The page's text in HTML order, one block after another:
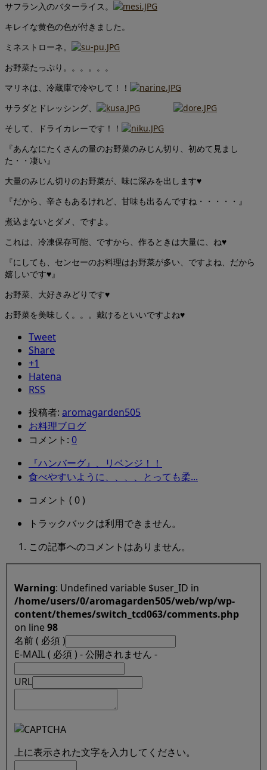
サフラン入のバターライス。
キレイな黄色の色が付きました。
ミネストローネ。
お野菜たっぷり。。。。。。
マリネは、冷蔵庫で冷やして！！
サラダとドレッシング、
そして、ドライカレーです！！
『あんなにたくさんの量のお野菜のみじん切り、初めて見まし
た・・凄い』
大量のみじん切りのお野菜が、味に深みを出します♥
『だから、辛さもあるけれど、甘味も出るんですね・・・・・』
煮込まないとダメ、ですよ。
これは、冷凍保存可能、ですから、作るときは大量に、ね♥
『にしても、センセーのお料理はお野菜が多い、ですよね、だから
嬉しいです♥』
お野菜、大好きみどりです♥
お野菜を美味しく。。。戴けるといいですよね♥
Tweet
Share
+1
Hatena
RSS
投稿者: aromagarden505
お料理ブログ
コメント: 0
『ハンバーグ』、リベンジ！！
食べやすいように、、、、とっても柔...
コメント ( 0 )
トラックバックは利用できません。
この記事へのコメントはありません。
Warning : Undefined variable $user_ID in
/home/users/0/aromagarden505/web/wp/wp-
content/themes/switch_tcd063/comments.php
on line98
名前 ( 必須 )
E-MAIL ( 必須 ) - 公開されません -
URL
上に表示された文字を入力してください。